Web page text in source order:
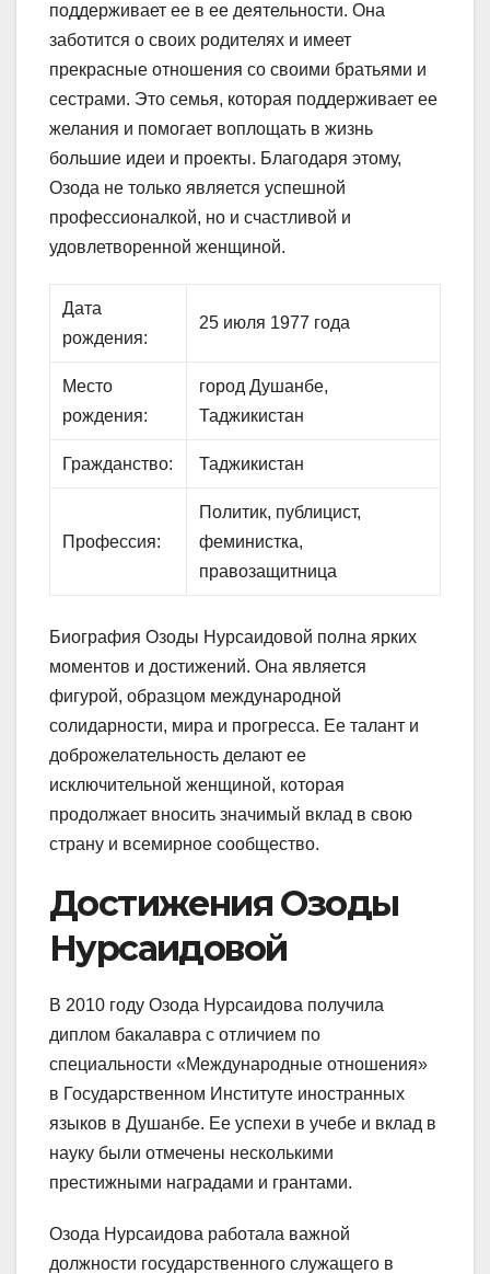
поддерживает ее в ее деятельности. Она
заботится о своих родителях и имеет
прекрасные отношения со своими братьями и
сестрами. Это семья, которая поддерживает ее
желания и помогает воплощать в жизнь
большие идеи и проекты. Благодаря этому,
Озода не только является успешной
профессионалкой, но и счастливой и
удовлетворенной женщиной.
Дата
рождения:
25 июля 1977 года
Место
рождения:
город Душанбе,
Таджикистан
Гражданство: Таджикистан
Профессия:
Политик, публицист,
феминистка,
правозащитница
Биография Озоды Нурсаидовой полна ярких
моментов и достижений. Она является
фигурой, образцом международной
солидарности, мира и прогресса. Ее талант и
доброжелательность делают ее
исключительной женщиной, которая
продолжает вносить значимый вклад в свою
страну и всемирное сообщество.
Достижения Озоды
Нурсаидовой
В 2010 году Озода Нурсаидова получила
диплом бакалавра с отличием по
специальности «Международные отношения»
в Государственном Институте иностранных
языков в Душанбе. Ее успехи в учебе и вклад в
науку были отмечены несколькими
престижными наградами и грантами.
Озода Нурсаидова работала важной
должности государственного служащего в